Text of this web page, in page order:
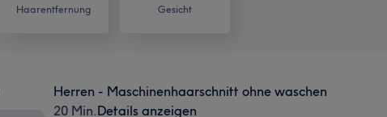
Haarentfernung Gesicht
Herren - Maschinenhaarschnitt ohne waschen
20 Min.Details anzeigen